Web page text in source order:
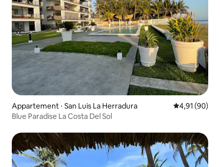
Appartement ⋅ San Luis La Herradura Évaluation
4,91 (90)
Blue Paradise La Costa Del Sol